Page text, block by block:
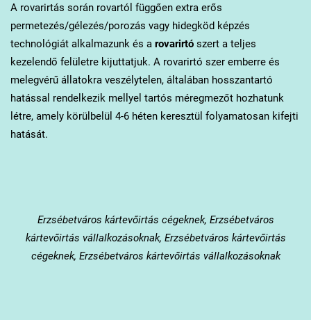
A rovarirtás során rovartól függően extra erős
permetezés/gélezés/porozás vagy hidegköd képzés
technológiát alkalmazunk és a rovarirtószert a teljes
kezelendő felületre kijuttatjuk. A rovarirtó szer emberre és
melegvérű állatokra veszélytelen, általában hosszantartó
hatással rendelkezik mellyel tartós méregmezőt hozhatunk
létre, amely körülbelül 4-6 héten keresztül folyamatosan kifejti
hatását.
Erzsébetváros kártevőirtás cégeknek, Erzsébetváros
kártevőirtás vállalkozásoknak, Erzsébetváros kártevőirtás
cégeknek, Erzsébetváros kártevőirtás vállalkozásoknak